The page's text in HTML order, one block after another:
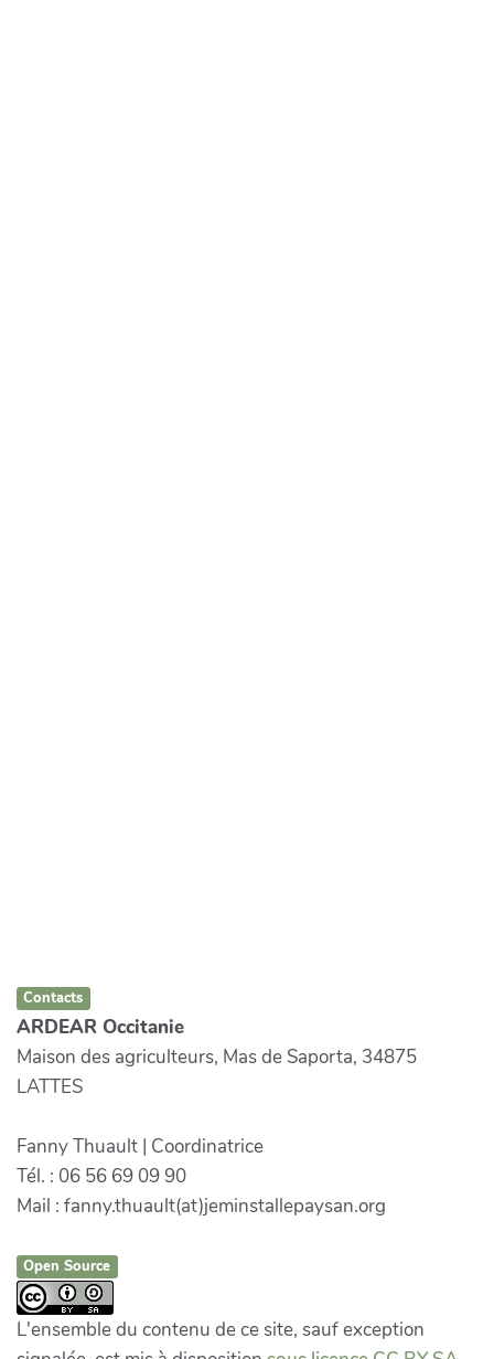
Contacts
ARDEAR Occitanie
Maison des agriculteurs, Mas de Saporta, 34875
LATTES
Fanny Thuault | Coordinatrice
Tél. : 06 56 69 09 90
Mail : fanny.thuault(at)jeminstallepaysan.org
Open Source
L'ensemble du contenu de ce site, sauf exception